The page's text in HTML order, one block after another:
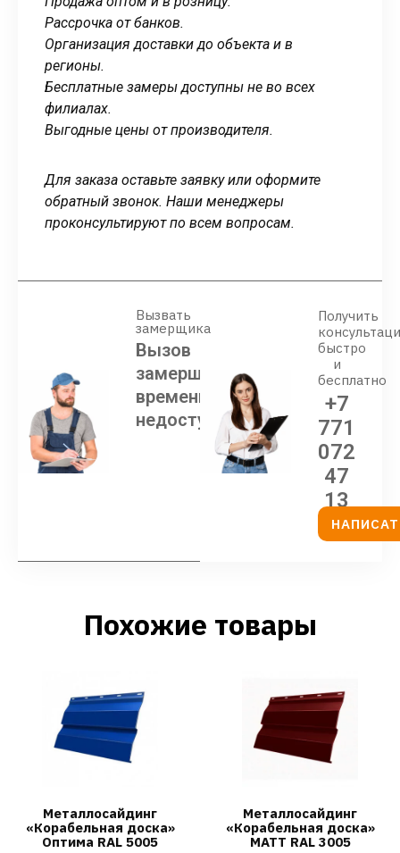
Рассрочка от банков.
Организация доставки до объекта и в
регионы.
Бесплатные замеры доступны не во всех
филиалах.
Выгодные цены от производителя.
Для заказа оставьте заявку или оформите
обратный звонок. Наши менеджеры
проконсультируют по всем вопросам.
Вызвать
замерщика
Вызов
замерщика
временно
недоступен
Получить
быстро
и
бесплатно
+7
771
072
47
13
Похожие товары
Металлосайдинг
«Корабельная доска»
Оптима RAL 5005
Металлосайдинг
«Корабельная доска»
МАТТ RAL 3005